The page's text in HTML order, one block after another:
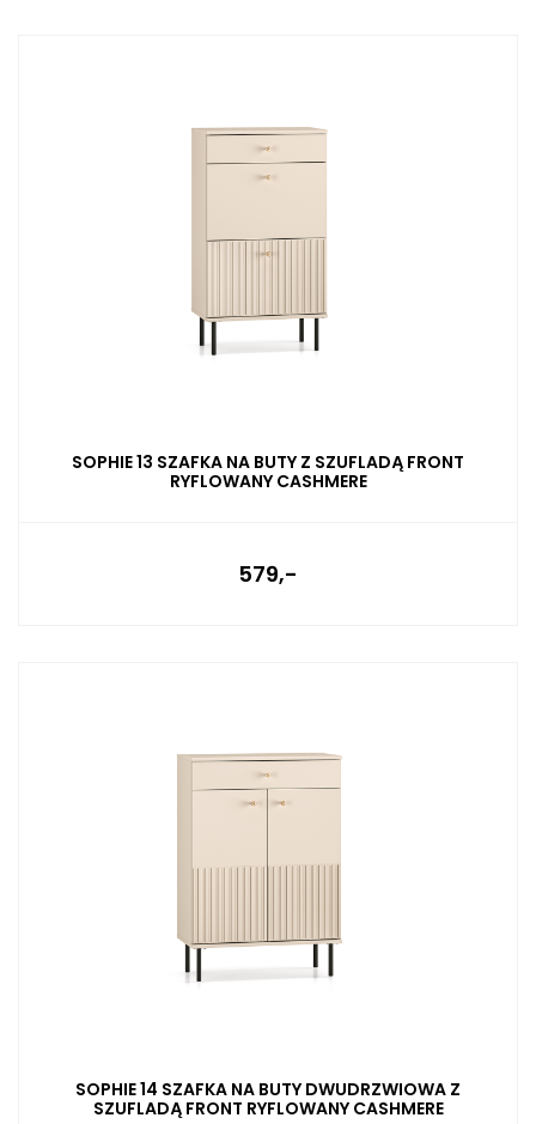
SOPHIE 13 SZAFKA NA BUTY Z SZUFLADĄ FRONT
RYFLOWANY CASHMERE
579,-
SOPHIE 14 SZAFKA NA BUTY DWUDRZWIOWA Z
SZUFLADĄ FRONT RYFLOWANY CASHMERE